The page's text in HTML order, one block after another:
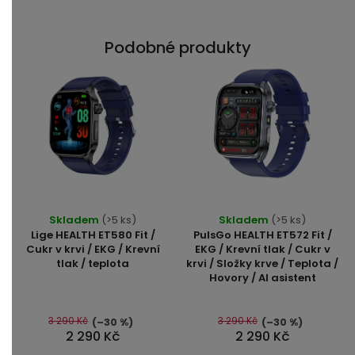
Podobné produkty
Lige HEALTH ET580 Fit /
Cukr v krvi / EKG / Krevní
tlak / teplota
hodnocení
produktu
je
5
hvězdiček.
Skladem (>5 ks)
2 290 Kč
3 290 Kč (–30 %)
PulsGo HEALTH ET572 Fit /
EKG / Krevní tlak / Cukr v
krvi / Složky krve / Teplota /
Hovory / AI asistent
Skladem (>5 ks)
2 290 Kč
3 290 Kč (–30 %)